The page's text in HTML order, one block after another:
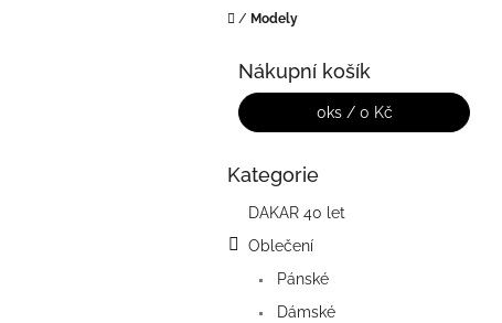
Domů
/ Modely
Nákupní košík
0ks / 0 Kč
Přeskočit
Kategorie
DAKAR 40 let
Oblečení
Pánské
Dámské